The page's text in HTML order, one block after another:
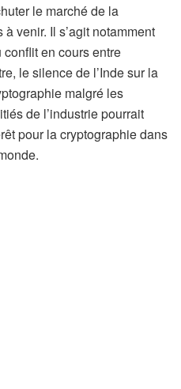
le marché de la
venir. Il s’agit notamment
conflit en cours entre
le silence de l’Inde sur la
malgré les
de l’industrie pourrait
pour la cryptographie dans